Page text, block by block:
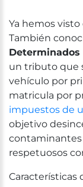
Ya hemos
También
Determinados
un tributo que
vehículo por
matricula por
impuestos de
objetivo
contaminantes
respetuosos